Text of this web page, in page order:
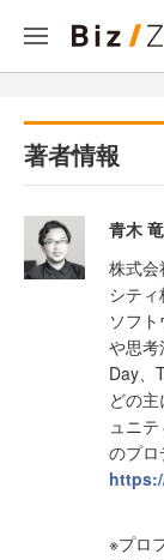
著者情報
青木
株式
シテ
ソフ
や思
Day、
どの
ュニ
のプロ
※プロ